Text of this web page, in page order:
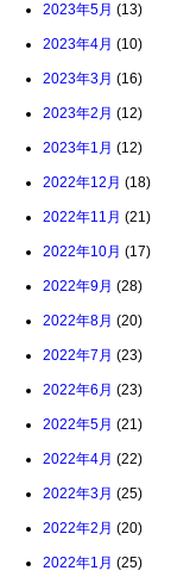
2023年5月 (13)
2023年4月 (10)
2023年3月 (16)
2023年2月 (12)
2023年1月 (12)
2022年12月 (18)
2022年11月 (21)
2022年10月 (17)
2022年9月 (28)
2022年8月 (20)
2022年7月 (23)
2022年6月 (23)
2022年5月 (21)
2022年4月 (22)
2022年3月 (25)
2022年2月 (20)
2022年1月 (25)